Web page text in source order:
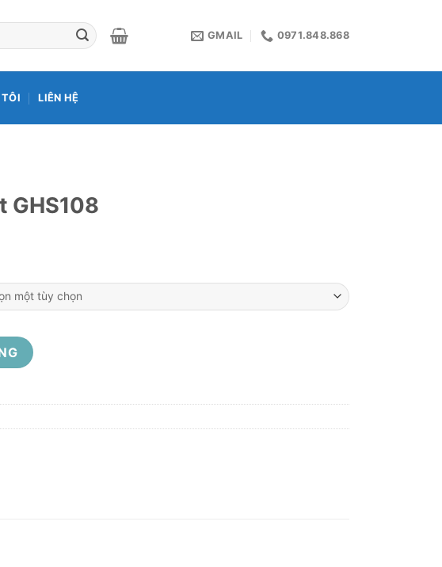
GMAIL 0971.848.868
TÔI LIÊN HỆ
GHS108